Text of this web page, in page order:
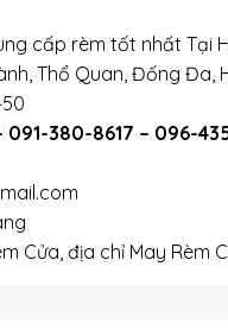
cấp rèm tốt nhất Tại
Thổ Quan, Đống Đa,
091-380-8617 – 096-
Cửa, địa chỉ May Rèm